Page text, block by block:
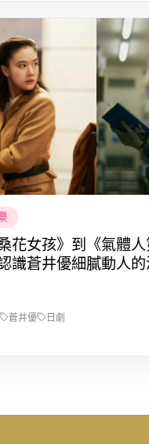
花女孩》到《氣體
識蒼井優細膩動人的
蒼井優 日劇